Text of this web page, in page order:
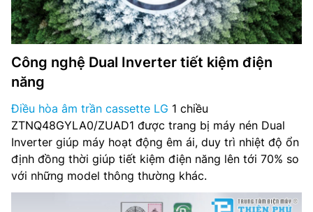
Hãng sản xuất: LG
Xuất xứ: Hàn Quốc / Thái Lan
Công nghệ Dual Inverter tiết kiệm điện
năng
Điều hòa âm trần cassette LG 1 chiều
ZTNQ48GYLA0/ZUAD1 được trang bị máy nén Dual
Inverter giúp máy hoạt động êm ái, duy trì nhiệt độ ổn
định đồng thời giúp tiết kiệm điện năng lên tới 70% so
với những model thông thường khác.